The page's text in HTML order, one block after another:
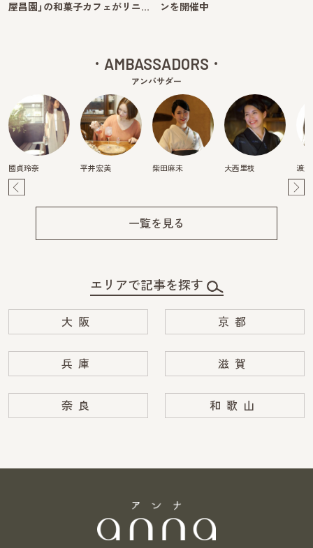
屋昌園」の和菓子カフェがリニ…
ンを開催中
AMBASSADORS
アンバサダー
國貞玲奈 平井宏美 柴田麻未 大西里枝 渡
一覧を見る
エリアで記事を探す
大阪 京都
兵庫 滋賀
奈良 和歌山